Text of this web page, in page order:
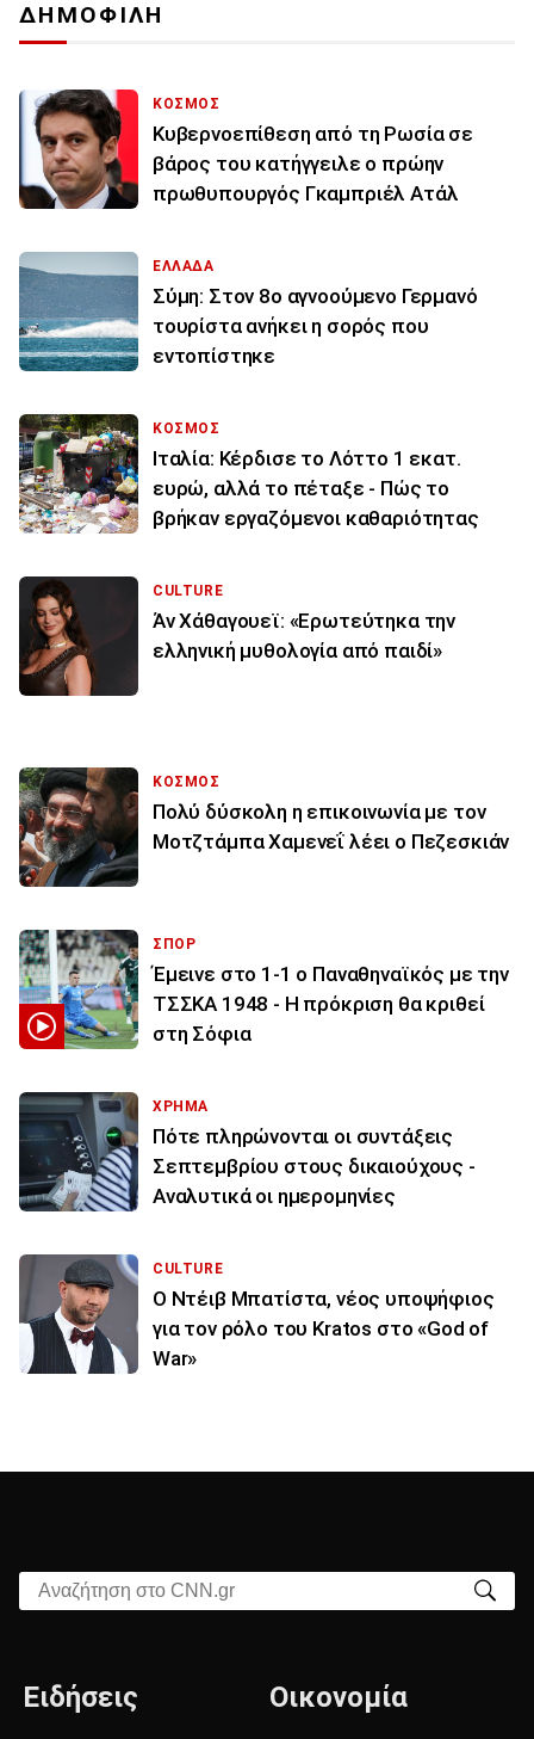
ΔΗΜΟΦΙΛΗ
ΚΟΣΜΟΣ
Κυβερνοεπίθεση από τη Ρωσία σε
βάρος του κατήγγειλε ο πρώην
πρωθυπουργός Γκαμπριέλ Ατάλ
ΕΛΛΑΔΑ
Σύμη: Στον 8ο αγνοούμενο Γερμανό
τουρίστα ανήκει η σορός που
εντοπίστηκε
ΚΟΣΜΟΣ
Ιταλία: Κέρδισε το Λόττο 1 εκατ.
ευρώ, αλλά το πέταξε - Πώς το
βρήκαν εργαζόμενοι καθαριότητας
CULTURE
Άν Χάθαγουεϊ: «Ερωτεύτηκα την
ελληνική μυθολογία από παιδί»
ΚΟΣΜΟΣ
Πολύ δύσκολη η επικοινωνία με τον
Μοτζτάμπα Χαμενεΐ λέει ο Πεζεσκιάν
ΣΠΟΡ
Έμεινε στο 1-1 ο Παναθηναϊκός με την
ΤΣΣΚΑ 1948 - Η πρόκριση θα κριθεί
στη Σόφια
ΧΡΗΜΑ
Πότε πληρώνονται οι συντάξεις
Σεπτεμβρίου στους δικαιούχους -
Αναλυτικά οι ημερομηνίες
CULTURE
Ο Ντέιβ Μπατίστα, νέος υποψήφιος
για τον ρόλο του Kratos στο «God of
War»
Αναζήτηση στο CNN.gr
Ειδήσεις Οικονομία